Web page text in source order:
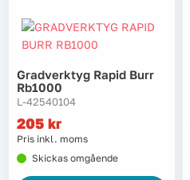
Gradverktyg Rapid Burr
Rb1000
L-42540104
205 kr
Pris inkl. moms
Skickas omgående